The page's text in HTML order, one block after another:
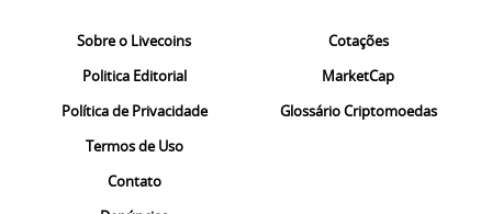
Sobre o Livecoins
Politica Editorial
Política de Privacidade
Termos de Uso
Contato
Cotações
MarketCap
Glossário Criptomoedas